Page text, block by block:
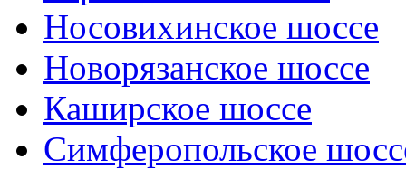
Носовихинское шоссе
Новорязанское шоссе
Каширское шоссе
Симферопольское